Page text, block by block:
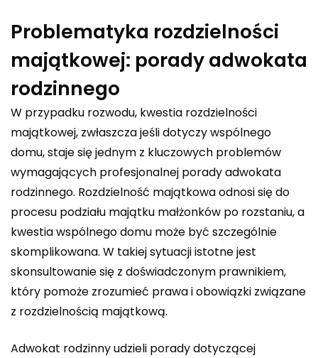
Problematyka rozdzielności
majątkowej: porady adwokata
rodzinnego
W przypadku rozwodu, kwestia rozdzielności
majątkowej, zwłaszcza jeśli dotyczy wspólnego
domu, staje się jednym z kluczowych problemów
wymagających profesjonalnej porady adwokata
rodzinnego. Rozdzielność majątkowa odnosi się do
procesu podziału majątku małżonków po rozstaniu, a
kwestia wspólnego domu może być szczególnie
skomplikowana. W takiej sytuacji istotne jest
skonsultowanie się z doświadczonym prawnikiem,
który pomoże zrozumieć prawa i obowiązki związane
z rozdzielnością majątkową.
Adwokat rodzinny udzieli porady dotyczącej